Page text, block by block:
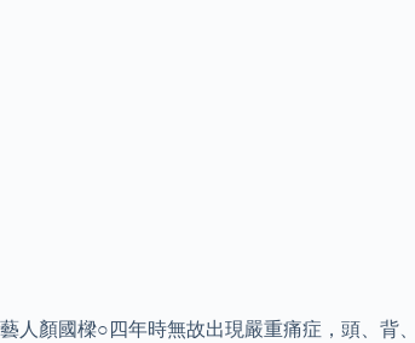
藝人顏國樑○四年時無故出現嚴重痛症，頭、背